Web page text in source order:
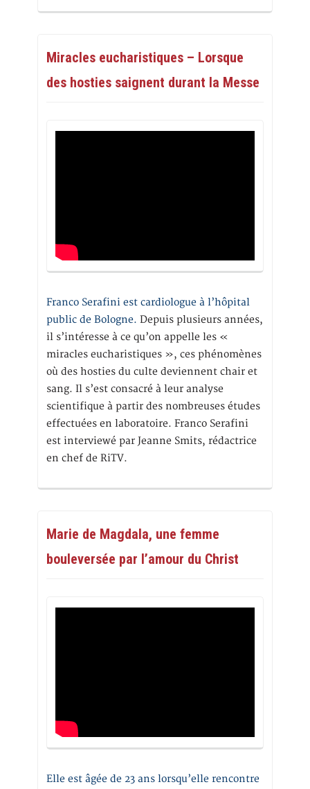
Miracles eucharistiques – Lorsque
des hosties saignent durant la Messe
Franco Serafini est cardiologue à l’hôpital
public de Bologne. Depuis plusieurs années,
il s’intéresse à ce qu’on appelle les «
miracles eucharistiques », ces phénomènes
où des hosties du culte deviennent chair et
sang. Il s’est consacré à leur analyse
scientifique à partir des nombreuses études
effectuées en laboratoire. Franco Serafini
est interviewé par Jeanne Smits, rédactrice
en chef de RiTV.
Marie de Magdala, une femme
bouleversée par l’amour du Christ
Elle est âgée de 23 ans lorsqu’elle rencontre